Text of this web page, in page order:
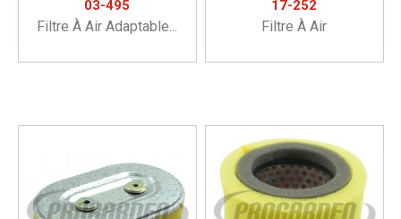
03-495
Filtre À Air Adaptable...
17-252
Filtre À Air